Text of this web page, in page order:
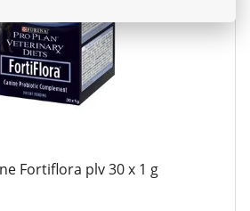
Fortiflora plv 30 x 1 g